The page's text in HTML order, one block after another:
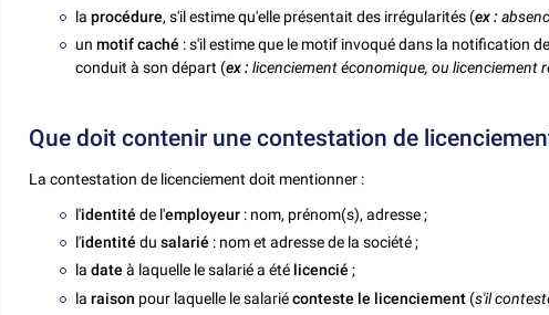
laprocédure, s'il estime qu'elle présentait des irrégularités (ex :
unmotif caché : s'il estime que le motif invoqué dans la notification
conduit à son départ (ex : licenciement économique, ou
Que doit contenir une contestation de
La contestation de licenciement doit mentionner :
l'identité de l'employeur : nom, prénom(s), adresse ;
l'identité dusalarié : nom et adresse de la société ;
ladateà laquelle le salarié a été licencié;
laraison pour laquelle le salariéconteste le licenciement (s'il